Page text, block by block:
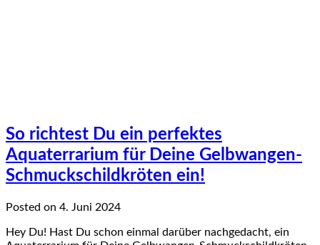
So richtest Du ein perfektes
Aquaterrarium für Deine Gelbwangen-
Schmuckschildkröten ein!
Posted on 4. Juni 2024
Hey Du! Hast Du schon einmal darüber nachgedacht, ein